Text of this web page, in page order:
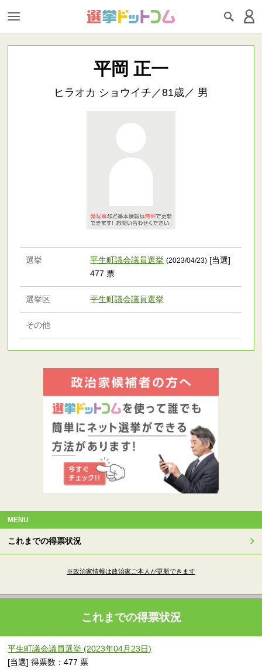
平岡 正一
ヒラオカ ショウイチ／81歳／ 男
選挙 平生町議会議員選挙 (2023/04/23) [当選]
477 票
選挙区 平生町議会議員選挙
その他
MENU
これまでの得票状況
※政治家情報は政治家ご本人が更新できます
これまでの得票状況
平生町議会議員選挙 (2023年04月23日)
[当選] 得票数：477 票